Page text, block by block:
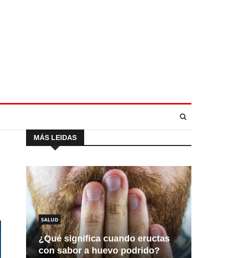
MÁS LEIDAS
SALUD
¿Qué significa cuando eructas
con sabor a huevo podrido?